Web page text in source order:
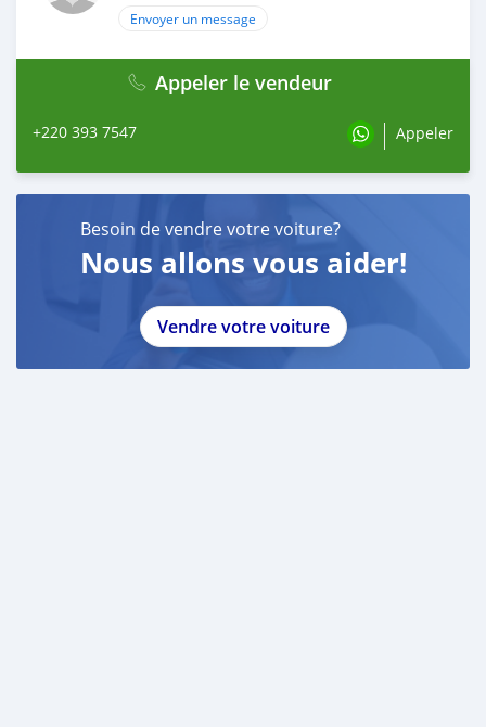
Envoyer un message
Appeler le vendeur
+220 393 7547 Appeler
Besoin de vendre votre voiture?
Nous allons vous aider!
Vendre votre voiture